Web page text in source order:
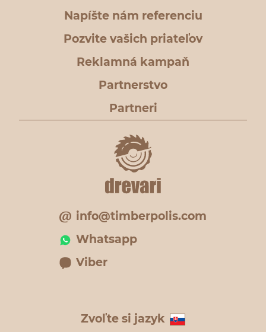
Napíšte nám referenciu
Pozvite vašich priateľov
Reklamná kampaň
Partnerstvo
Partneri
info@timberpolis.com
Whatsapp
Viber
Zvoľte si jazyk